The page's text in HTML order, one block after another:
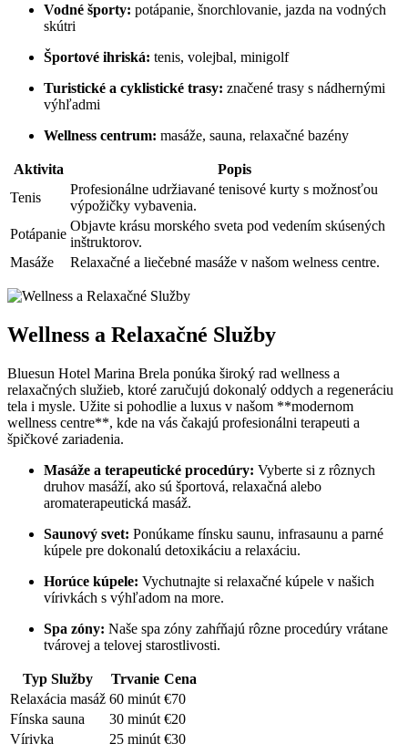
Vodné športy: potápanie, šnorchlovanie, jazda na vodných
skútri
Športové ihriská: tenis, volejbal, minigolf
Turistické a cyklistické trasy: značené trasy s nádhernými
výhľadmi
Wellness centrum: masáže, sauna, relaxačné bazény
Aktivita
Popis
Tenis
Profesionálne udržiavané tenisové kurty s možnosťou
výpožičky vybavenia.
Potápanie
Objavte krásu morského sveta pod vedením skúsených
inštruktorov.
Masáže
Relaxačné a liečebné masáže v našom welness centre.
Wellness a Relaxačné Služby
Bluesun Hotel Marina Brela ponúka široký rad wellness a
relaxačných služieb, ktoré zaručujú dokonalý oddych a regeneráciu
tela i mysle. Užite si pohodlie a luxus v našom **modernom
wellness centre**, kde na vás čakajú profesionálni terapeuti a
špičkové zariadenia.
Masáže a terapeutické procedúry: Vyberte si z rôznych
druhov masáží, ako sú športová, relaxačná alebo
aromaterapeutická masáž.
Saunový svet: Ponúkame fínsku saunu, infrasaunu a parné
kúpele pre dokonalú detoxikáciu a relaxáciu.
Horúce kúpele: Vychutnajte si relaxačné kúpele v našich
vírivkách s výhľadom na more.
Spa zóny: Naše spa zóny zahŕňajú rôzne procedúry vrátane
tvárovej a telovej starostlivosti.
Typ Služby Trvanie Cena
Relaxácia masáž 60 minút €70
Fínska sauna
30 minút €20
Vírivka
25 minút €30